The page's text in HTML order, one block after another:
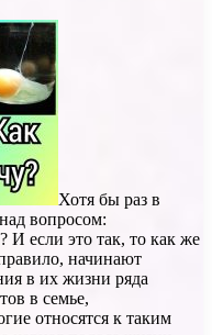
Хотя бы раз в
вопросом:
И если это так, то как же
начинают
в их жизни ряда
в семье,
относятся к таким